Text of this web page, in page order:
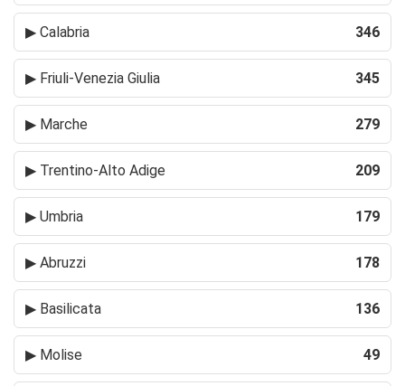
▶ Calabria 346
▶ Friuli-Venezia Giulia 345
▶ Marche 279
▶ Trentino-Alto Adige 209
▶ Umbria 179
▶ Abruzzi 178
▶ Basilicata 136
▶ Molise 49